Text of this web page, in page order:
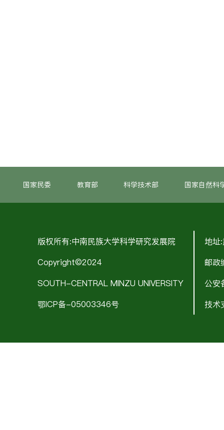
国家民委 教育部 科学技术部 国家自然科
版权所有:中南民族大学科学研究发展院
Copyright©2024
SOUTH-CENTRAL MINZU UNIVERSITY
鄂ICP备-05003346号
地址
邮政
公
技术